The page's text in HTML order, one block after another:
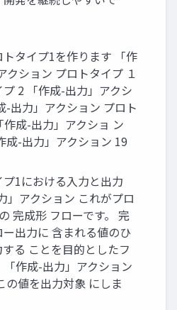
トタイプ1を作ります 「作
クション プロトタイプ １
2 「作成-出力」アクシ
-出力」アクション プロト
作成-出力」アクショ ン
成-出力」アクション 19
プ1における入力と出力
」アクション これがプロ
完成形 フローです。 完
出力に 含まれる値のひ
する ことを目的としたフ
「作成-出力」アクション
の値を出力対象 にしま